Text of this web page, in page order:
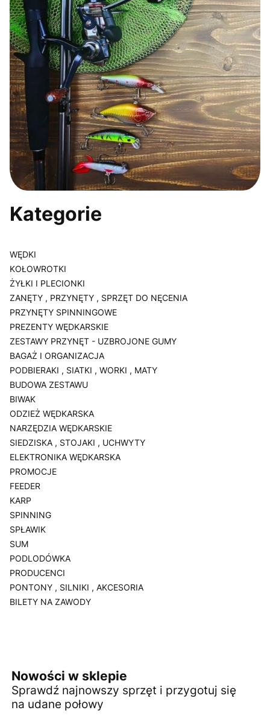
Kategorie
WĘDKI
KOŁOWROTKI
ŻYŁKI I PLECIONKI
ZANĘTY , PRZYNĘTY , SPRZĘT DO NĘCENIA
PRZYNĘTY SPINNINGOWE
PREZENTY WĘDKARSKIE
ZESTAWY PRZYNĘT - UZBROJONE GUMY
BAGAŻ I ORGANIZACJA
PODBIERAKI , SIATKI , WORKI , MATY
BUDOWA ZESTAWU
BIWAK
ODZIEŻ WĘDKARSKA
NARZĘDZIA WĘDKARSKIE
SIEDZISKA , STOJAKI , UCHWYTY
ELEKTRONIKA WĘDKARSKA
PROMOCJE
FEEDER
KARP
SPINNING
SPŁAWIK
SUM
PODLODÓWKA
PRODUCENCI
PONTONY , SILNIKI , AKCESORIA
BILETY NA ZAWODY
Nowości w sklepie
Sprawdź najnowszy sprzęt i przygotuj się
na udane połowy